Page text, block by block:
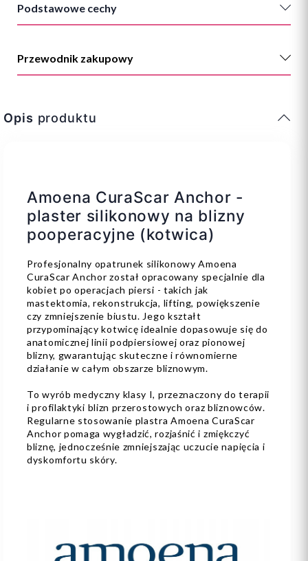
Podstawowe cechy
Przewodnik zakupowy
Opis produktu
Amoena CuraScar Anchor -
plaster silikonowy na blizny
pooperacyjne (kotwica)
Profesjonalny opatrunek silikonowy Amoena
CuraScar Anchor został opracowany specjalnie dla
kobiet po operacjach piersi - takich jak
mastektomia, rekonstrukcja, lifting, powiększenie
czy zmniejszenie biustu. Jego kształt
przypominający kotwicę idealnie dopasowuje się do
anatomicznej linii podpiersiowej oraz pionowej
blizny, gwarantując skuteczne i równomierne
działanie w całym obszarze bliznowym.
To wyrób medyczny klasy I, przeznaczony do terapii
i profilaktyki blizn przerostowych oraz bliznowców.
Regularne stosowanie plastra Amoena CuraScar
Anchor pomaga wygładzić, rozjaśnić i zmiękczyć
bliznę, jednocześnie zmniejszając uczucie napięcia i
dyskomfortu skóry.